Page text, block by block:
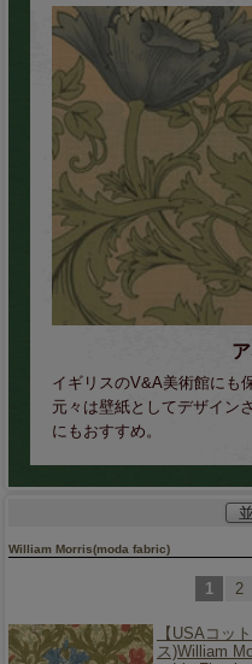
イギリスのV&A美術館にも
元々は壁紙としてデザイン
にもおすすめ。
William Morris(moda fabric)
1 2
【USAコット
ス)William